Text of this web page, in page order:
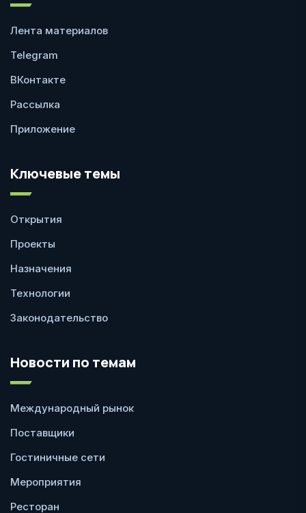
Лента материалов
Telegram
ВКонтакте
Рассылка
Приложение
Ключевые темы
Открытия
Проекты
Назначения
Технологии
Законодательство
Новости по темам
Международный рынок
Поставщики
Гостиничные сети
Мероприятия
Ресторан